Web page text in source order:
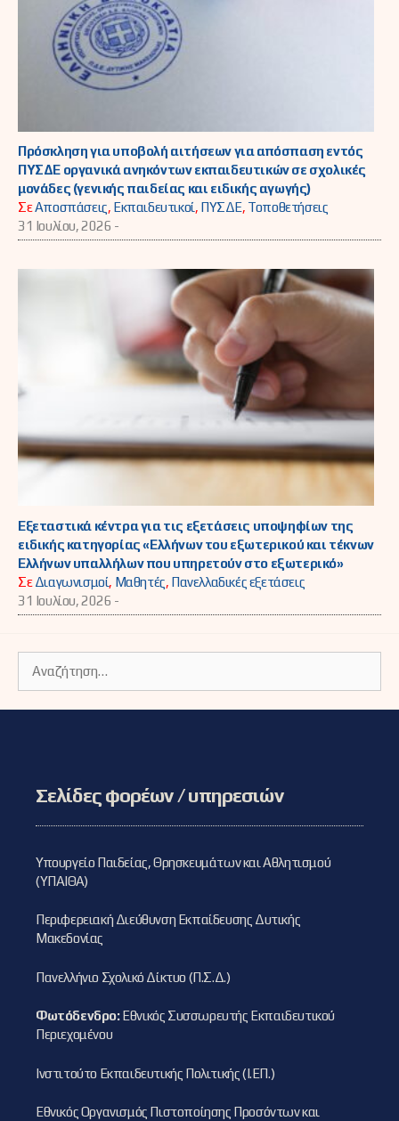
Πρόσκληση για υποβολή αιτήσεων για απόσπαση εντός
ΠΥΣΔΕ οργανικά ανηκόντων εκπαιδευτικών σε σχολικές
μονάδες (γενικής παιδείας και ειδικής αγωγής)
ΣεΑποσπάσεις, Εκπαιδευτικοί, ΠΥΣΔΕ, Τοποθετήσεις
31 Ιουλίου, 2026 -
Εξεταστικά κέντρα για τις εξετάσεις υποψηφίων της
ειδικής κατηγορίας «Ελλήνων του εξωτερικού και τέκνων
Ελλήνων υπαλλήλων που υπηρετούν στο εξωτερικό»
ΣεΔιαγωνισμοί, Μαθητές, Πανελλαδικές εξετάσεις
31 Ιουλίου, 2026 -
για:
Σελίδες φορέων / υπηρεσιών
Υπουργείο Παιδείας, Θρησκευμάτων και Αθλητισμού
(ΥΠΑΙΘΑ)
Περιφερειακή Διεύθυνση Εκπαίδευσης Δυτικής
Μακεδονίας
Πανελλήνιο Σχολικό Δίκτυο (Π.Σ.Δ.)
Φωτόδενδρο:Εθνικός Συσσωρευτής Εκπαιδευτικού
Περιεχομένου
Ινστιτούτο Εκπαιδευτικής Πολιτικής (Ι.ΕΠ.)
Εθνικός Οργανισμός Πιστοποίησης Προσόντων και